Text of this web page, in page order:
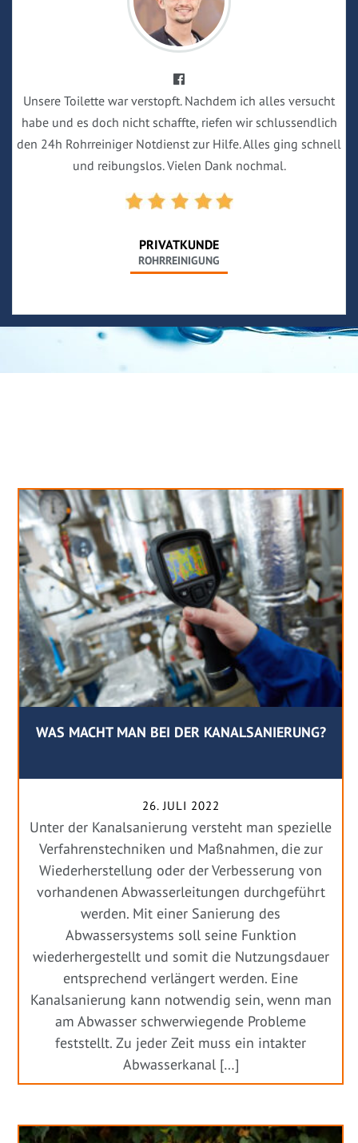
Unsere Toilette war verstopft. Nachdem ich alles versucht
habe und es doch nicht schaffte, riefen wir schlussendlich
den 24h Rohrreiniger Notdienst zur Hilfe. Alles ging schnell
und reibungslos. Vielen Dank nochmal.
PRIVATKUNDE
ROHRREINIGUNG
WAS MACHT MAN BEI DER KANALSANIERUNG?
26. JULI 2022
Unter der Kanalsanierung versteht man spezielle
Verfahrenstechniken und Maßnahmen, die zur
Wiederherstellung oder der Verbesserung von
vorhandenen Abwasserleitungen durchgeführt
werden. Mit einer Sanierung des
Abwassersystems soll seine Funktion
wiederhergestellt und somit die Nutzungsdauer
entsprechend verlängert werden. Eine
Kanalsanierung kann notwendig sein, wenn man
am Abwasser schwerwiegende Probleme
feststellt. Zu jeder Zeit muss ein intakter
Abwasserkanal […]